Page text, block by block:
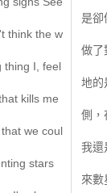
think the w
thing I, feel
kills me
we coul
stars
是卻
做了
地的
側，
我還
來數